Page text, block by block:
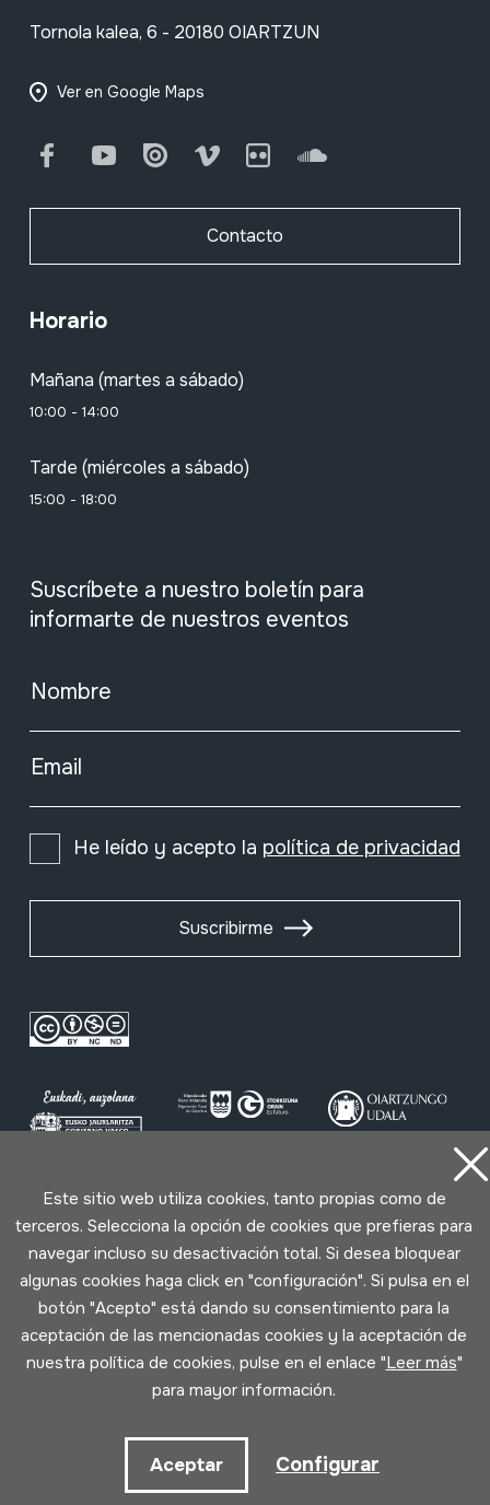
Tornola kalea, 6 - 20180 OIARTZUN
Ver en Google Maps
FacebookYoutube Issuu Vimeo Flickr SoundCloud
Contacto
Horario
Mañana (martes a sábado)
10:00 - 14:00
Tarde (miércoles a sábado)
15:00 - 18:00
Suscríbete a nuestro boletín para
informarte de nuestros eventos
Nombre
Email
He leído y acepto la política de privacidad
Suscribirme
Política de privacidad
Política de cookies
Desarrollado por Lotura
Este sitio web utiliza cookies, tanto propias como de
terceros. Selecciona la opción de cookies que prefieras para
navegar incluso su desactivación total. Si desea bloquear
algunas cookies haga click en "configuración". Si pulsa en el
botón "Acepto" está dando su consentimiento para la
aceptación de las mencionadas cookies y la aceptación de
nuestra política de cookies, pulse en el enlace "Leer más"
para mayor información.
Aceptar Configurar